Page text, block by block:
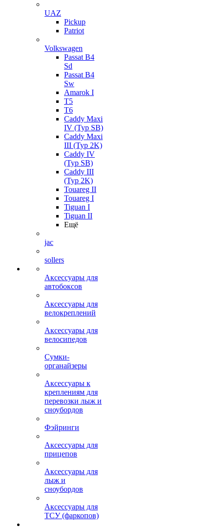
UAZ
Pickup
Patriot
Volkswagen
Passat B4
Sd
Passat B4
Sw
Amarok I
T5
T6
Caddy Maxi
IV (Typ SB)
Caddy Maxi
III (Typ 2K)
Caddy IV
(Typ SB)
Caddy III
(Typ 2K)
Touareg II
Touareg I
Tiguan I
Tiguan II
Ещё
jac
sollers
Аксессуары для
автобоксов
Аксессуары для
велокреплений
Аксессуары для
велосипедов
Сумки-
органайзеры
Аксессуары к
креплениям для
перевозки лыж и
сноубордов
Фэйринги
Аксессуары для
прицепов
Аксессуары для
лыж и
сноубордов
Аксессуары для
ТСУ (фаркопов)